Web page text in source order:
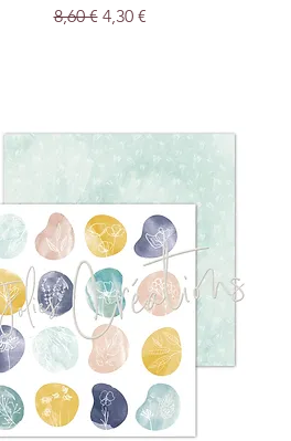
Prix original
8,60 € Prix promotionnel
4,30 €